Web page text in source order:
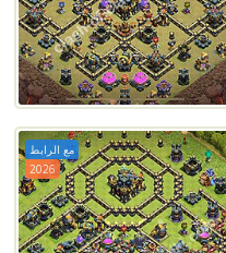
مع الرابط
2026